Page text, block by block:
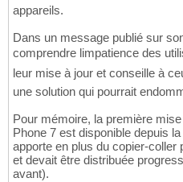
appareils.
Dans un message publié sur
comprendre limpatience des
leur mise à jour et conseille à
une solution qui pourrait
Pour mémoire, la première
Phone 7 est disponible depuis
apporte en plus du copier-coller
et devait être distribuée
avant).